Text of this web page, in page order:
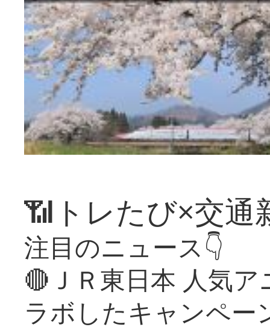
📶トレたび×交通
注目のニュース👇
🔴ＪＲ東日本 人気
ラボしたキャンペー